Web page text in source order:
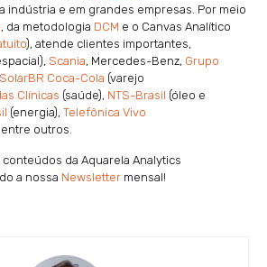
indústria e em grandes empresas. Por meio
, da metodologia DCM e o Canvas Analítico
), atende clientes importantes,
Scania, Mercedes-Benz, Grupo
SolarBR Coca-Cola (varejo
Clínicas (saúde), NTS-Brasil (óleo e
(energia), Telefônica Vivo
outros.
da Aquarela Analytics
a nossa Newsletter mensal!